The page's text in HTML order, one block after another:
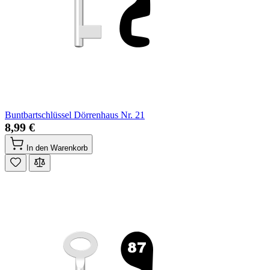
Buntbartschlüssel Dörrenhaus Nr. 21
8,99 €
In den Warenkorb